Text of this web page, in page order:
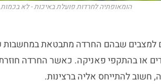
הומאופתיה לחרדות פועלת באיכות - לא בכמות
למצבים שבהם החרדה מתבטאת במחשבות
או בהתקפי פאניקה. כאשר החרדה
חשוב להתייחס אליה ברצינות.